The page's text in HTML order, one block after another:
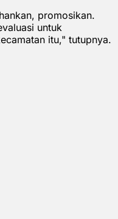
promosikan.
untuk
itu," tutupnya.